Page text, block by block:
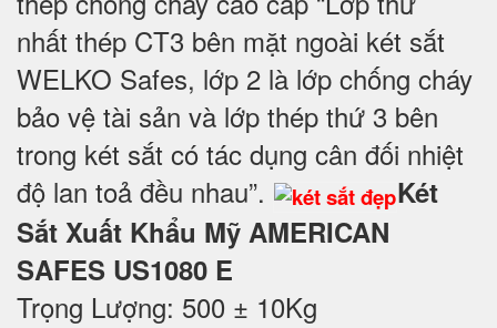
nhất thép CT3 bên mặt ngoài két sắt
WELKO Safes, lớp 2 là lớp chống cháy
bảo vệ tài sản và lớp thép thứ 3 bên
trong két sắt có tác dụng cân đối nhiệt
độ lan toả đều nhau”.
Két
Sắt Xuất Khẩu Mỹ AMERICAN
SAFES US1080 E
Trọng Lượng: 500 ± 10Kg